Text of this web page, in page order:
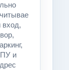
вход,
и